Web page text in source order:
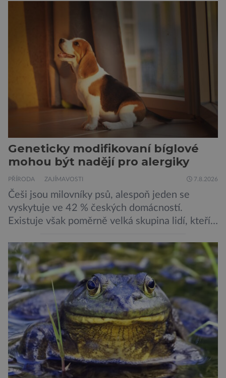
Geneticky modifikovaní bíglové
mohou být nadějí pro alergiky
PŘÍRODA ZAJÍMAVOSTI 7.8.2026
Češi jsou milovníky psů, alespoň jeden se
vyskytuje ve 42 % českých domácností.
Existuje však poměrně velká skupina lidí, kteří
jsou alergičtí. Jejich imunitní systém
přecitlivěle reaguje na proteiny obsažené v
psích slinách, potu, moči a šupinkách kůže,
zachycených v srsti. Vědci nyní geneticky
upravili psy, aby […]